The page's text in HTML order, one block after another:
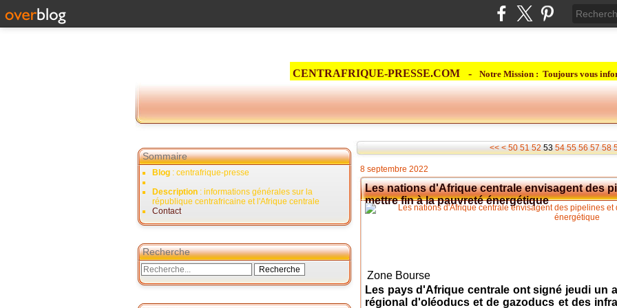
CENTRAFRIQUE-PRESSE.COM - Notre Mission : Toujours vous
Sommaire
Blog : centrafrique-presse
Description : informations générales sur la
république centrafricaine et l'Afrique centrale
Contact
Recherche
<< <10
20
30
40
50 51 52 53 54 55 56 57 58
8 septembre 2022
Les nations d'Afrique centrale envisagent des
mettre fin à la pauvreté énergétique
Zone Bourse
Les pays d'Afrique centrale ont signé jeudi un
régional d'oléoducs et de gazoducs et des